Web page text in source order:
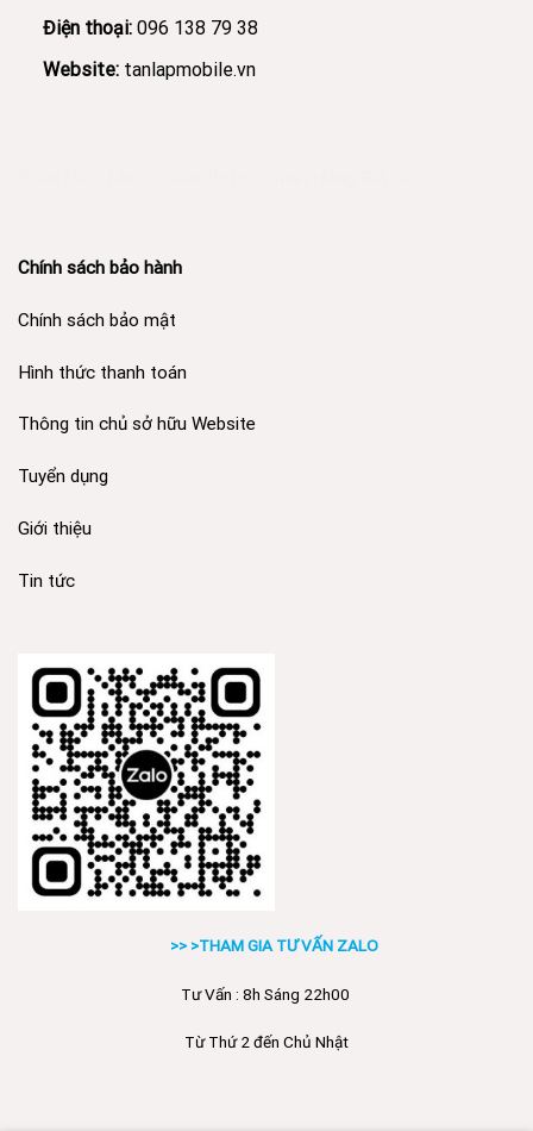
Điện thoại: 096 138 79 38
Website: tanlapmobile.vn
Chính sách bảo hành
Chính sách bảo mật
Hình thức thanh toán
Thông tin chủ sở hữu Website
Tuyển dụng
Giới thiệu
Tin tức
>> >THAM GIA TƯ VẤN ZALO
Tư Vấn : 8h Sáng 22h00
Từ Thứ 2 đến Chủ Nhật